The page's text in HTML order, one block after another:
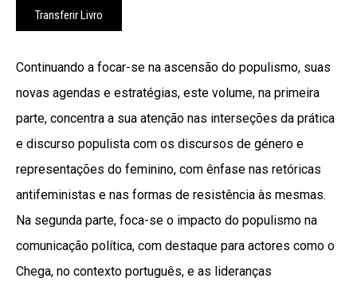
Transferir Livro
Continuando a focar-se na ascensão do populismo, suas
novas agendas e estratégias, este volume, na primeira
parte, concentra a sua atenção nas interseções da prática
e discurso populista com os discursos de género e
representações do feminino, com ênfase nas retóricas
antifeministas e nas formas de resistência às mesmas.
Na segunda parte, foca-se o impacto do populismo na
comunicação política, com destaque para actores como o
Chega, no contexto português, e as lideranças